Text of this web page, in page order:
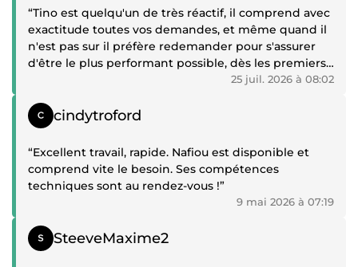
“Tino est quelqu'un de très réactif, il comprend avec
exactitude toutes vos demandes, et même quand il
n'est pas sur il préfère redemander pour s'assurer
d'être le plus performant possible, dès les premiers
jours j'ai vraiment senti quelqu'un de proche, investi,
25 juil. 2026 à 08:02
Témoignage positif
cindytroford
“Excellent travail, rapide. Nafiou est disponible et
comprend vite le besoin. Ses compétences
techniques sont au rendez-vous !”
9 mai 2026 à 07:19
Témoignage positif
SteeveMaxime2